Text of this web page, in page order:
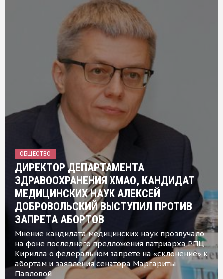
ОБЩЕСТВО
ДИРЕКТОР ДЕПАРТАМЕНТА
ЗДРАВООХРАНЕНИЯ ХМАО, КАНДИДАТ
МЕДИЦИНСКИХ НАУК АЛЕКСЕЙ
ДОБРОВОЛЬСКИЙ ВЫСТУПИЛ ПРОТИВ
ЗАПРЕТА АБОРТОВ
Мнение кандидата медицинских наук прозвучало
на фоне последнего предложения патриарха РПЦ
Кирилла о федеральном запрете на «склонение» к
абортам и заявления сенатора Маргариты
Павловой